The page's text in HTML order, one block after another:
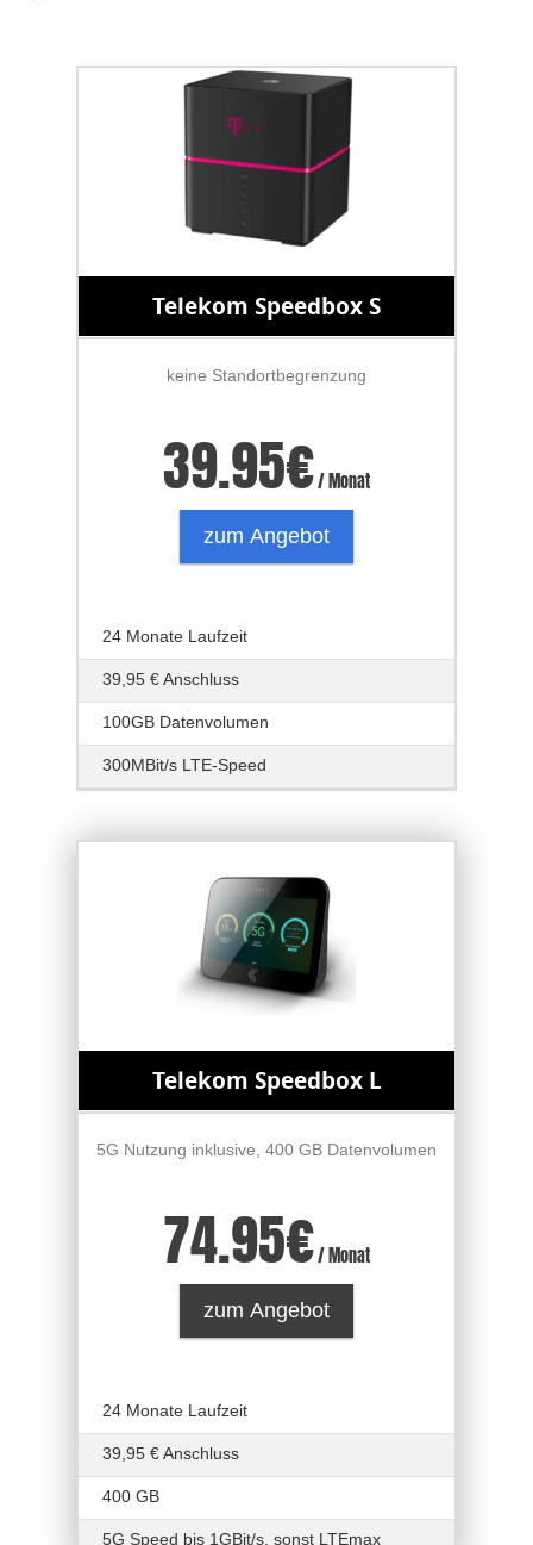
Telekom Speedbox S
keine Standortbegrenzung
39.95€/ Monat
zum Angebot
24 Monate Laufzeit
39,95 € Anschluss
100GB Datenvolumen
300MBit/s LTE-Speed
Telekom Speedbox L
5G Nutzung inklusive, 400 GB Datenvolumen
74.95€/ Monat
zum Angebot
24 Monate Laufzeit
39,95 € Anschluss
400 GB
5G Speed bis 1GBit/s, sonst LTEmax